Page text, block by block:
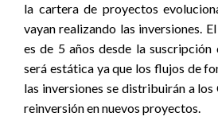
la cartera de proyectos­
vayan realizando las inversiones.
es de 5 años desde la suscripción
será estática ya que los flujos de
las inversiones se distribuirán a
reinversión en nuevos proyectos.